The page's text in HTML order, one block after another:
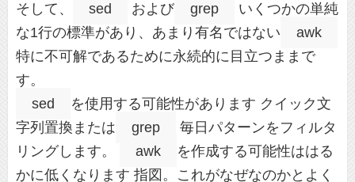
そして、
sed および grep
いくつかの単純
な1行の標準があり、あまり有名ではない
awk
特に不可解であるために永続的に目立つままで
す。
sed
を使用する可能性があります クイック文
字列置換または
grep
毎日パターンをフィルタ
リングします。
awk
を作成する可能性ははる
かに低くなります 指図。これがなぜなのかとよく